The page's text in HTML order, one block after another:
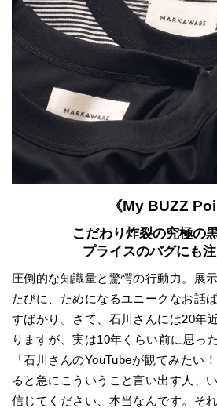
《My BUZZ
こだわり炸裂の究極の
プライスのバグにも注
圧倒的な知識量と驚愕の行動力。展
たびに、ためになるユニークなお話
すばかり。さて、石川さんには20年
りますが、実は10年くらい前に思っ
「石川さんのYouTubeが観てみたい
ると急にこういうこと言い出す人、
信じてください、本当なんです。そ